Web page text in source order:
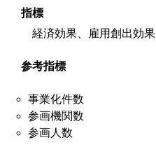
指標
経済効果、雇用創出効果
参考指標
事業化件数
参画機関数
参画人数